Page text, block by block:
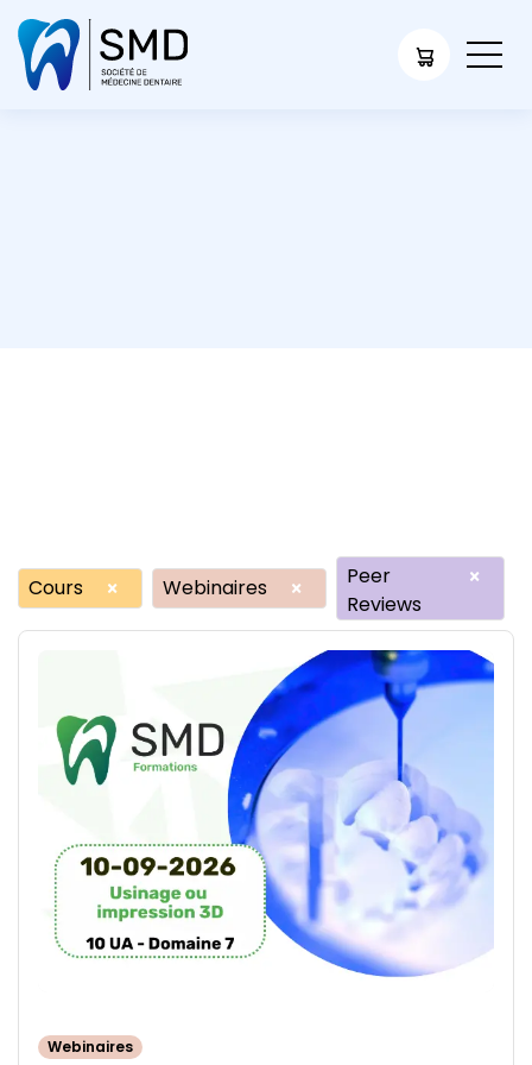
Cours × Webinaires ×
Peer
Reviews
×
Webinaires